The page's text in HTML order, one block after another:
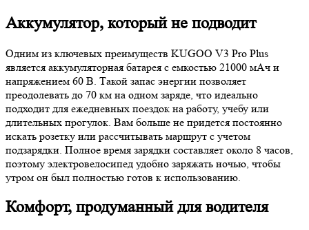
Аккумулятор, который не подводит
Одним из ключевых преимуществ KUGOO V3 Pro Plus
является аккумуляторная батарея с емкостью 21000 мАч и
напряжением 60 В. Такой запас энергии позволяет
преодолевать до 70 км на одном заряде, что идеально
подходит для ежедневных поездок на работу, учебу или
длительных прогулок. Вам больше не придется постоянно
искать розетку или рассчитывать маршрут с учетом
подзарядки. Полное время зарядки составляет около 8 часов,
поэтому электровелосипед удобно заряжать ночью, чтобы
утром он был полностью готов к использованию.
Комфорт, продуманный для водителя